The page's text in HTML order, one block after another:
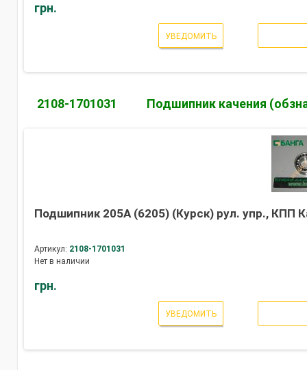
грн.
УВЕДОМИТЬ
2108-1701031 Подшипник качения
Подшипник 205А (6205) (Курск) рул. упр.,
Артикул: 2108-1701031
Нет в наличии
грн.
УВЕДОМИТЬ